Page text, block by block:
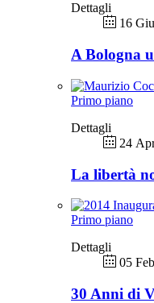
Dettagli
16
A Bologna
Primo piano
Dettagli
24
La libertà
Primo piano
Dettagli
05
30 Anni di